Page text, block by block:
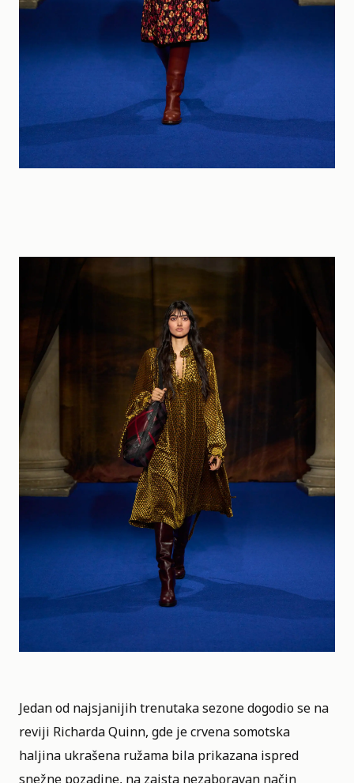
Jedan od najsjanijih trenutaka sezone dogodio se na
reviji Richarda Quinn, gde je crvena somotska
haljina ukrašena ružama bila prikazana ispred
snežne pozadine, na zaista nezaboravan način